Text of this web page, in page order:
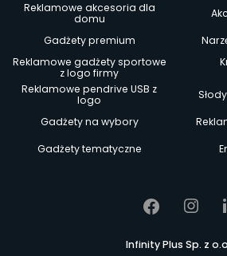
Reklamowe akcesoria dla
domu
Gadżety premium
Reklamowe gadżety sportowe
z logo firmy
Reklamowe pendrive USB z
logo
Gadżety na wybory
Gadżety tematyczne
Infinity Plus Sp. z